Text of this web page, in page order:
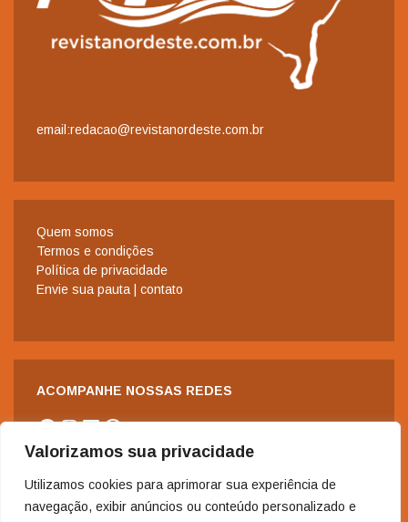
Valorizamos sua privacidade
Utilizamos cookies para aprimorar sua experiência de
navegação, exibir anúncios ou conteúdo personalizado e
email:redacao@revistanordeste.com.br
Quem somos
Termos e condições
Política de privacidade
Envie sua pauta | contato
ACOMPANHE NOSSAS REDES
Facebook
Instagram
LinkedIn
WhatsApp